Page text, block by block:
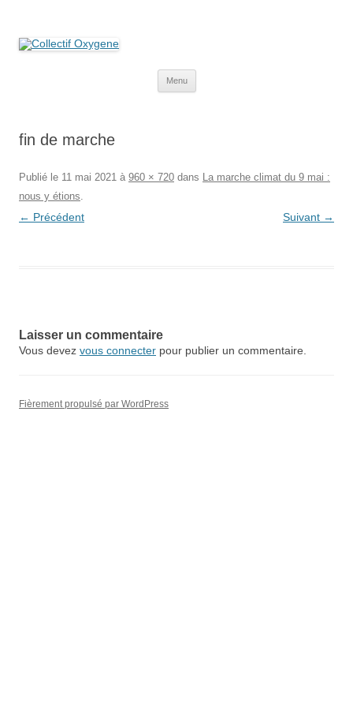
Menu
fin de marche
Publié le 11 mai 2021 à 960 × 720 dans La marche climat du 9 mai :
nous y étions.
← Précédent Suivant →
Laisser un commentaire
Vous devez vous connecter pour publier un commentaire.
Fièrement propulsé par WordPress